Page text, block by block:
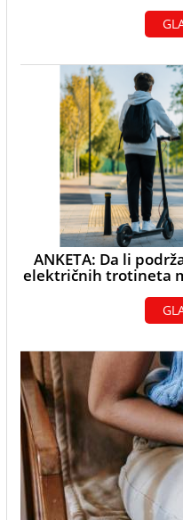
ANKETA: Da li
električnih trotineta